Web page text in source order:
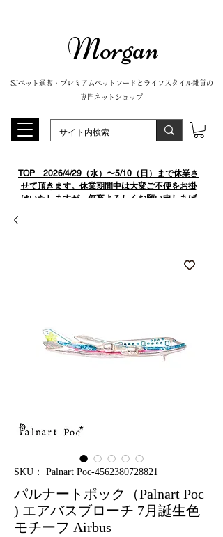
SJペット通販・プレミアムペットフードとライフスタイル雑貨の
専門ネットショップ
Morgan
TOP ​ 2026/4/29（水）〜5/10（日）まで休業さ
せて頂きます。休業期間中は大変ご不便をお掛
けいたしますが、何卒よろしくお願い申しあげ
SKU： Palnart Poc-4562380728821
パルナートポック（Palnart Poc
) エアバスブローチ 7月誕生色
モチーフ Airbus